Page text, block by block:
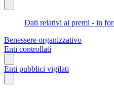
Dati relativi ai premi - in
Benessere organizzativo
Enti controllati
Enti pubblici vigilati